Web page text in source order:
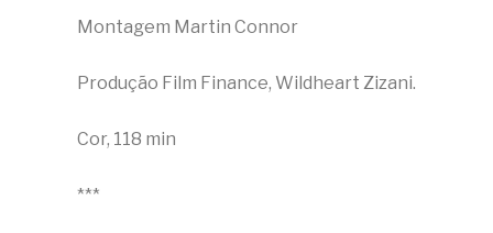
Montagem Martin Connor
Produção Film Finance, Wildheart Zizani.
Cor, 118 min
***